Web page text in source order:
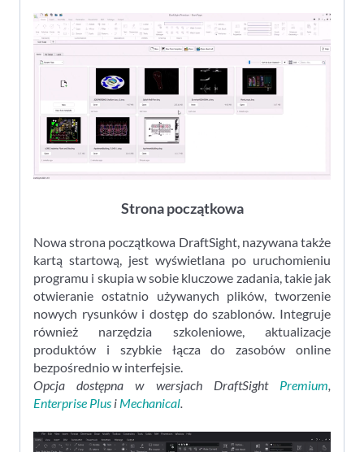
Strona początkowa
Nowa strona początkowa DraftSight, nazywana także
kartą startową, jest wyświetlana po uruchomieniu
programu i skupia w sobie kluczowe zadania, takie jak
otwieranie ostatnio używanych plików, tworzenie
nowych rysunków i dostęp do szablonów. Integruje
również narzędzia szkoleniowe, aktualizacje
produktów i szybkie łącza do zasobów online
bezpośrednio w interfejsie.
Opcja dostępna w wersjach DraftSight Premium,
Enterprise Plus i Mechanical.